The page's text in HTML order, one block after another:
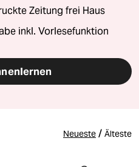
Zeitung frei Haus
inkl. Vorlesefunktion
Neueste / Älteste